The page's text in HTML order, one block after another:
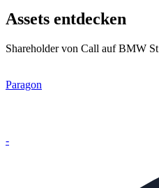
Assets entdecken
Shareholder von Call auf BMW
Paragon
-